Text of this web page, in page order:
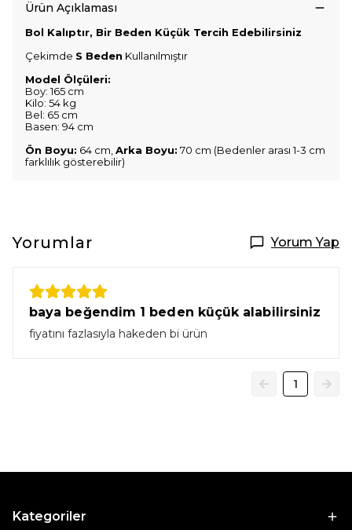
Ürün Açıklaması
Bol Kalıptır, Bir Beden Küçük Tercih Edebilirsiniz
Çekimde S Beden Kullanılmıştır
Model Ölçüleri:
Boy: 165 cm
Kilo: 54 kg
Bel: 65 cm
Basen: 94 cm
Ön Boyu: 64 cm, Arka Boyu: 70 cm (Bedenler arası 1-3 cm
farklılık gösterebilir)
Yorumlar Yorum Yap
baya beğendim 1 beden küçük alabilirsiniz
fiyatını fazlasıyla hakeden bi ürün
1
Kategoriler